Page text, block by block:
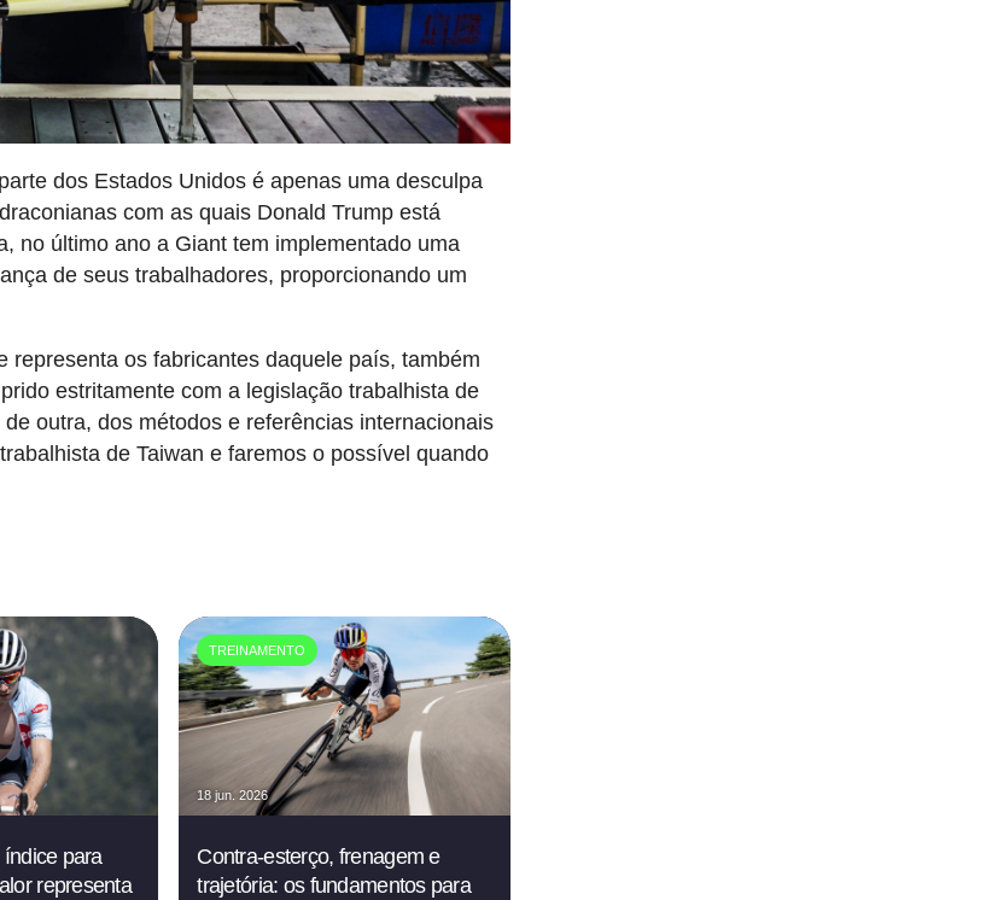
dos Estados Unidos é apenas uma desculpa
com as quais Donald Trump está
no último ano a Giant tem implementado uma
de seus trabalhadores, proporcionando um
representa os fabricantes daquele país, também
estritamente com a legislação trabalhista de
outra, dos métodos e referências internacionais
de Taiwan e faremos o possível quando
para
representa
TREINAMENTO
18 jun. 2026
Contra-esterço, frenagem e
trajetória: os fundamentos para